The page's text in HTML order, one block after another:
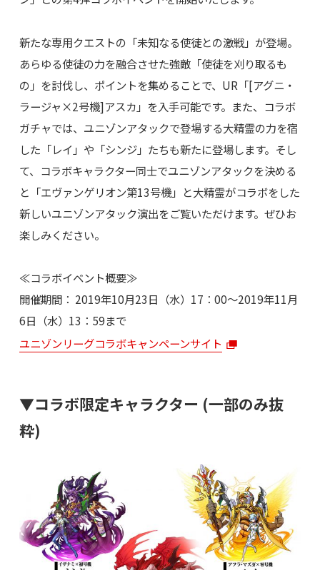
新たな専用クエストの「未知なる使徒との激戦」が登場。
あらゆる使徒の力を融合させた強敵「使徒を刈り取るも
の」を討伐し、ポイントを集めることで、UR「[アグニ・
ラージャ×2号機]アスカ」を入手可能です。また、コラボ
ガチャでは、ユニゾンアタックで登場する大精霊の力を宿
した「レイ」や「シンジ」たちも新たに登場します。そし
て、コラボキャラクター同士でユニゾンアタックを決める
と「エヴァンゲリオン第13号機」と大精霊がコラボをした
新しいユニゾンアタック演出をご覧いただけます。ぜひお
楽しみください。
≪コラボイベント概要≫
開催期間： 2019年10月23日（水）17：00～2019年11月
6日（水）13：59まで
ユニゾンリーグコラボキャンペーンサイト
▼コラボ限定キャラクター (一部のみ抜
粋)